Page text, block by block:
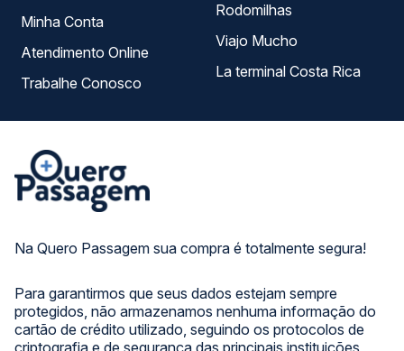
Na Quero Passagem sua compra é totalmente segura!
Para garantirmos que seus dados estejam sempre
protegidos, não armazenamos nenhuma informação do
cartão de crédito utilizado, seguindo os protocolos de
criptografia e de segurança das principais instituições
Minha Conta
Atendimento Online
Trabalhe Conosco
Rodomilhas
Viajo Mucho
La terminal Costa Rica